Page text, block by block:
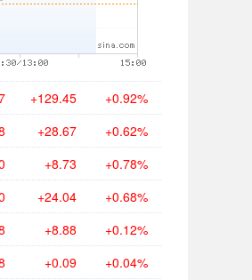
+129.45 +0.92%
+28.67 +0.62%
+8.73 +0.78%
+24.04 +0.68%
+8.88 +0.12%
+0.09 +0.04%